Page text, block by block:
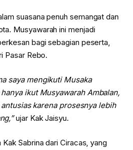
suasana penuh semangat dan
Musyawarah ini menjadi
bagi sebagian peserta,
Pasar Rebo.
saya mengikuti Musaka
ikut Musyawarah Ambalan,
karena prosesnya lebih
ujar Kak Jaisyu.
Sabrina dari Ciracas, yang